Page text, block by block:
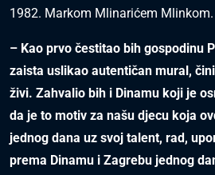
1982. Markom Mlinarićem Mlinkom.
– Kao prvo čestitao bih gospodinu
zaista uslikao autentičan mural,
živi. Zahvalio bih i Dinamu koji je
da je to motiv za našu djecu koja
jednog dana uz svoj talent, rad,
prema Dinamu i Zagrebu jednog